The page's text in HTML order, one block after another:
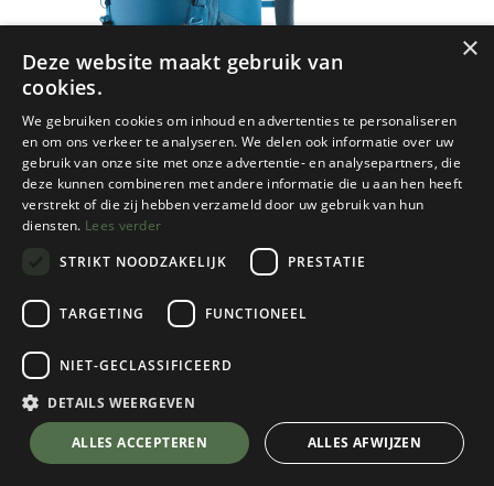
Deuter
Aircontact Core 60+10
Reef/Ink
€299,95
💬 Stel je vraag over dit product via WhatsApp
×
Deze website maakt gebruik van
cookies.
We gebruiken cookies om inhoud en advertenties te personaliseren
en om ons verkeer te analyseren. We delen ook informatie over uw
gebruik van onze site met onze advertentie- en analysepartners, die
deze kunnen combineren met andere informatie die u aan hen heeft
verstrekt of die zij hebben verzameld door uw gebruik van hun
diensten. Lees verder
STRIKT NOODZAKELIJK
PRESTATIE
TARGETING FUNCTIONEEL
NIET-GECLASSIFICEERD
DETAILS WEERGEVEN
ALLES ACCEPTEREN ALLES AFWIJZEN